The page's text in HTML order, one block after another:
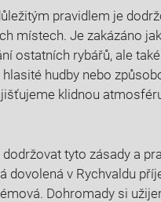
pravidlem je
místech. ​Je zakázáno
ostatních rybářů, ​ale
hudby ⁢nebo
klidnou
dodržovat tyto zásady a
dovolená v Rychvaldu
Dohromady si